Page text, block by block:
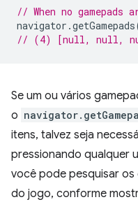
// When no gamepads
navigator .getGamepads
// (4) [null, null,
Se um ou vários
o
itens, talvez seja
pressionando qualquer
você pode pesquisar
do jogo, conforme